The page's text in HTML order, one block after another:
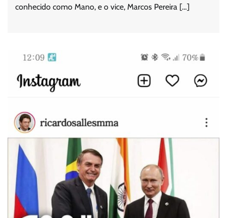
conhecido como Mano, e o vice, Marcos Pereira […]